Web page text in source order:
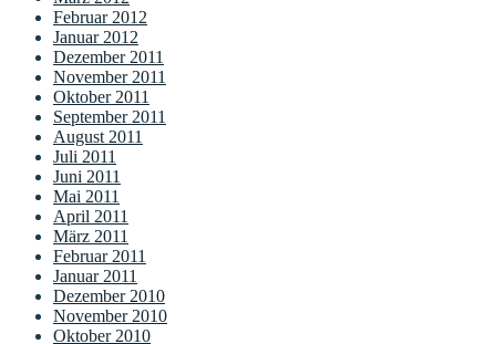
Februar 2012
Januar 2012
Dezember 2011
November 2011
Oktober 2011
September 2011
August 2011
Juli 2011
Juni 2011
Mai 2011
April 2011
März 2011
Februar 2011
Januar 2011
Dezember 2010
November 2010
Oktober 2010